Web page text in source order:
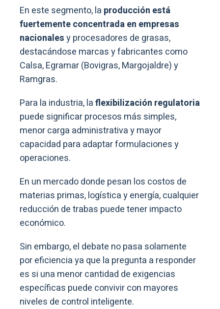
En este segmento, la producción está
fuertemente concentrada en empresas
nacionalesy procesadores de grasas,
destacándose marcas y fabricantes como
Calsa, Egramar (Bovigras, Margojaldre) y
Ramgras.
Para la industria, laflexibilización regulatoria
puede significar procesos más simples,
menor carga administrativa y mayor
capacidad para adaptar formulaciones y
operaciones.
En un mercado donde pesan los costos de
materias primas, logística y energía, cualquier
reducción de trabas puede tener impacto
económico.
Sin embargo, el debate no pasa solamente
por eficiencia ya que la pregunta a responder
es si una menor cantidad de exigencias
específicas puede convivir con mayores
niveles de control inteligente.